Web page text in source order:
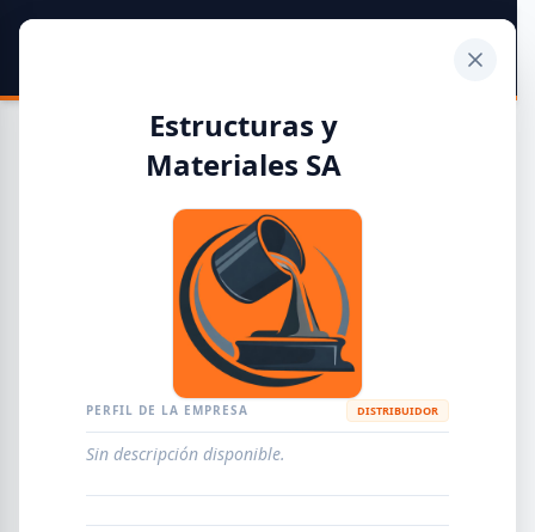
Guía de Empresas Metalúrgicas y Siderúrgicas
METALÚRGICAS
EMPRESAS AGREGAR EMPRESA 0RESULTADOS
Estructuras y
Materiales SA
PERFIL DE LA EMPRESA DISTRIBUIDOR
Sin descripción disponible.